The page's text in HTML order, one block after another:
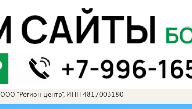
ООО "Регион центр", ИНН 4817003180